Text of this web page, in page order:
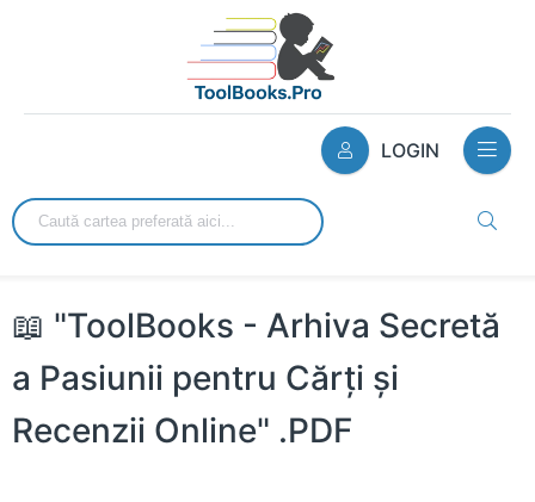
LOGIN
📖 "ToolBooks - Arhiva Secretă
a Pasiunii pentru Cărți și
Recenzii Online" .PDF